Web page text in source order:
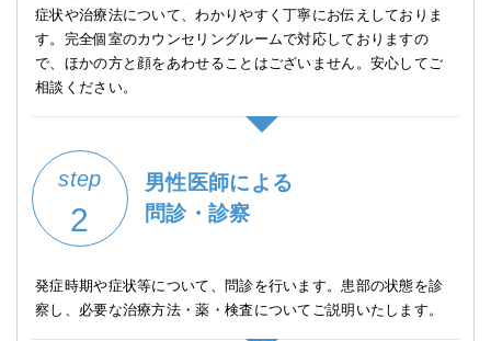
症状や治療法について、わかりやすく丁寧にお伝えしておりま
す。完全個室のカウンセリングルームで対応しておりますの
で、ほかの方と顔をあわせることはございません。安心してご
相談ください。
step
2
男性医師による
問診・診察
発症時期や症状等について、問診を行います。患部の状態を診
察し、必要な治療方法・薬・検査についてご説明いたします。